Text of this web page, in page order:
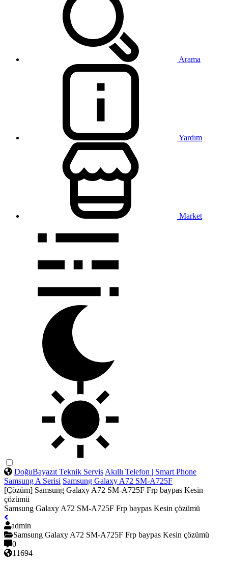
Arama
Yardım
Market
DoğuBayazıt Teknik Servis Akıllı Telefon | Smart Phone
Samsung A Serisi Samsung Galaxy A72 SM-A725F
[Çözüm] Samsung Galaxy A72 SM-A725F Frp baypas Kesin
çözümü
Samsung Galaxy A72 SM-A725F Frp baypas Kesin çözümü
admin
Samsung Galaxy A72 SM-A725F Frp baypas Kesin çözümü
0
11694